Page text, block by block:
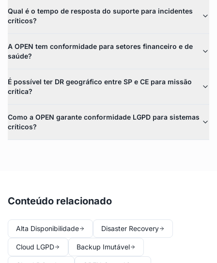
Qual é o tempo de resposta do suporte para incidentes
críticos?
A OPEN tem conformidade para setores financeiro e de
saúde?
É possível ter DR geográfico entre SP e CE para missão
crítica?
Como a OPEN garante conformidade LGPD para sistemas
críticos?
Conteúdo relacionado
Alta Disponibilidade Disaster Recovery
Cloud LGPD Backup Imutável